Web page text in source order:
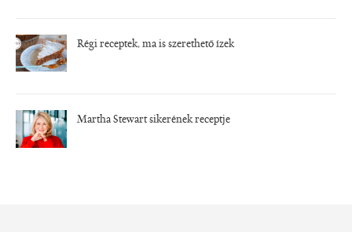
Régi receptek, ma is szerethető ízek
Martha Stewart sikerének receptje